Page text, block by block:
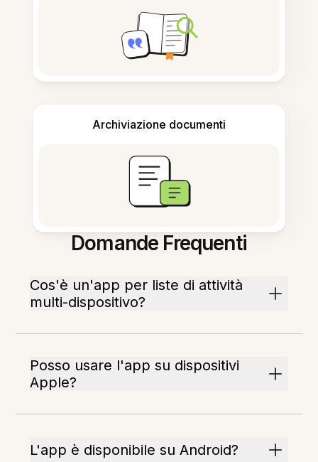
Archiviazione documenti
Domande Frequenti
Cos'è un'app per liste di attività
multi-dispositivo?
Posso usare l'app su dispositivi
Apple?
L'app è disponibile su Android?